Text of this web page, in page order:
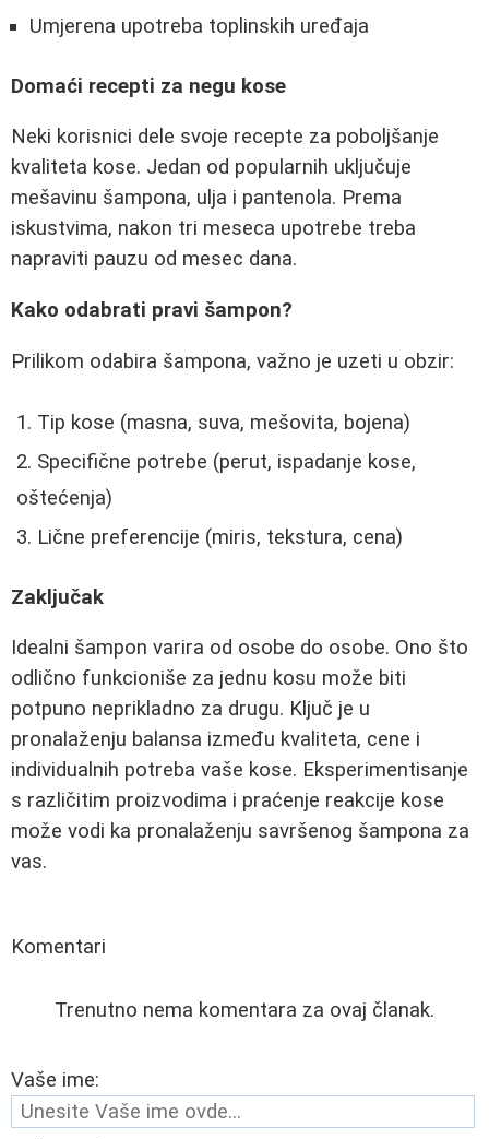
Umjerena upotreba toplinskih uređaja
Domaći recepti za negu kose
Neki korisnici dele svoje recepte za poboljšanje
kvaliteta kose. Jedan od popularnih uključuje
mešavinu šampona, ulja i pantenola. Prema
iskustvima, nakon tri meseca upotrebe treba
napraviti pauzu od mesec dana.
Kako odabrati pravi šampon?
Prilikom odabira šampona, važno je uzeti u obzir:
Tip kose (masna, suva, mešovita, bojena)
Specifične potrebe (perut, ispadanje kose,
oštećenja)
Lične preferencije (miris, tekstura, cena)
Zaključak
Idealni šampon varira od osobe do osobe. Ono što
odlično funkcioniše za jednu kosu može biti
potpuno neprikladno za drugu. Ključ je u
pronalaženju balansa između kvaliteta, cene i
individualnih potreba vaše kose. Eksperimentisanje
s različitim proizvodima i praćenje reakcije kose
može vodi ka pronalaženju savršenog šampona za
vas.
Komentari
Trenutno nema komentara za ovaj članak.
Vaše ime: